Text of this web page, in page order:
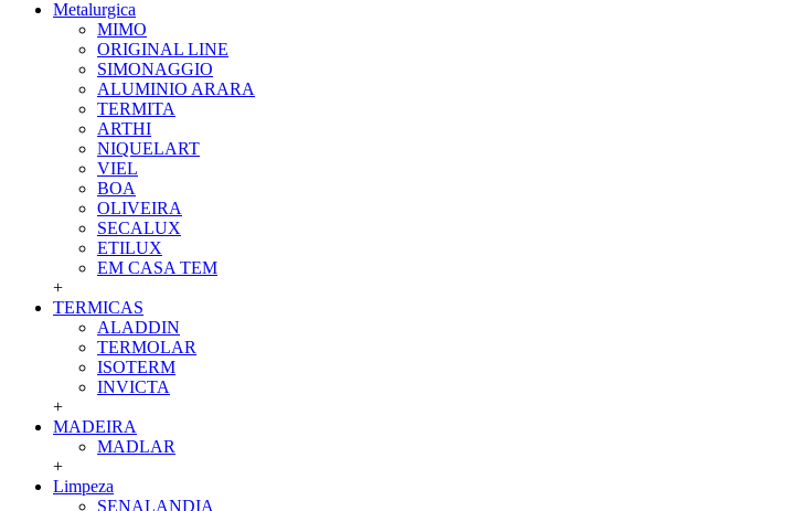
Metalurgica
MIMO
ORIGINAL LINE
SIMONAGGIO
ALUMINIO ARARA
TERMITA
ARTHI
NIQUELART
VIEL
BOA
OLIVEIRA
SECALUX
ETILUX
EM CASA TEM
+
TERMICAS
ALADDIN
TERMOLAR
ISOTERM
INVICTA
+
MADEIRA
MADLAR
+
Limpeza
SENALANDIA